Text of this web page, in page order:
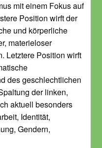
mit einem Fokus auf
Position wirft der
und körperliche
materieloser
Letztere Position wirft
des geschlechtlichen
der linken,
aktuell besonders
Identität,
Gendern,